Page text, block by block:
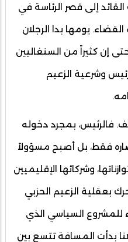
إلى قصر الرئاسة في
يومها بدا الرجلان
إن كثيراً من السنغاليين
وشرعية الزعيم
فالرئيس، بمجرد دخوله
فقط، بل أصبح مسؤولاً
وشركائها الإقليميين
بعقلية الزعيم الحزبي
للمشروع السياسي الذي
بدأت المسافة تتسع بين